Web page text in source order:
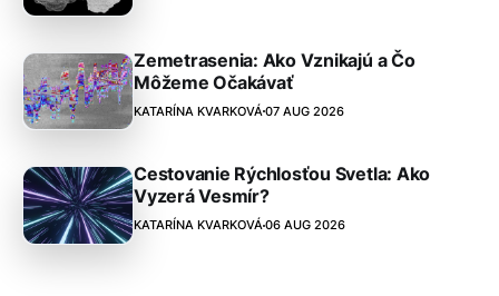
Zemetrasenia: Ako Vznikajú a Čo
Môžeme Očakávať
KATARÍNA KVARKOVÁ 07 AUG 2026
Cestovanie Rýchlosťou Svetla: Ako
Vyzerá Vesmír?
KATARÍNA KVARKOVÁ06 AUG 2026